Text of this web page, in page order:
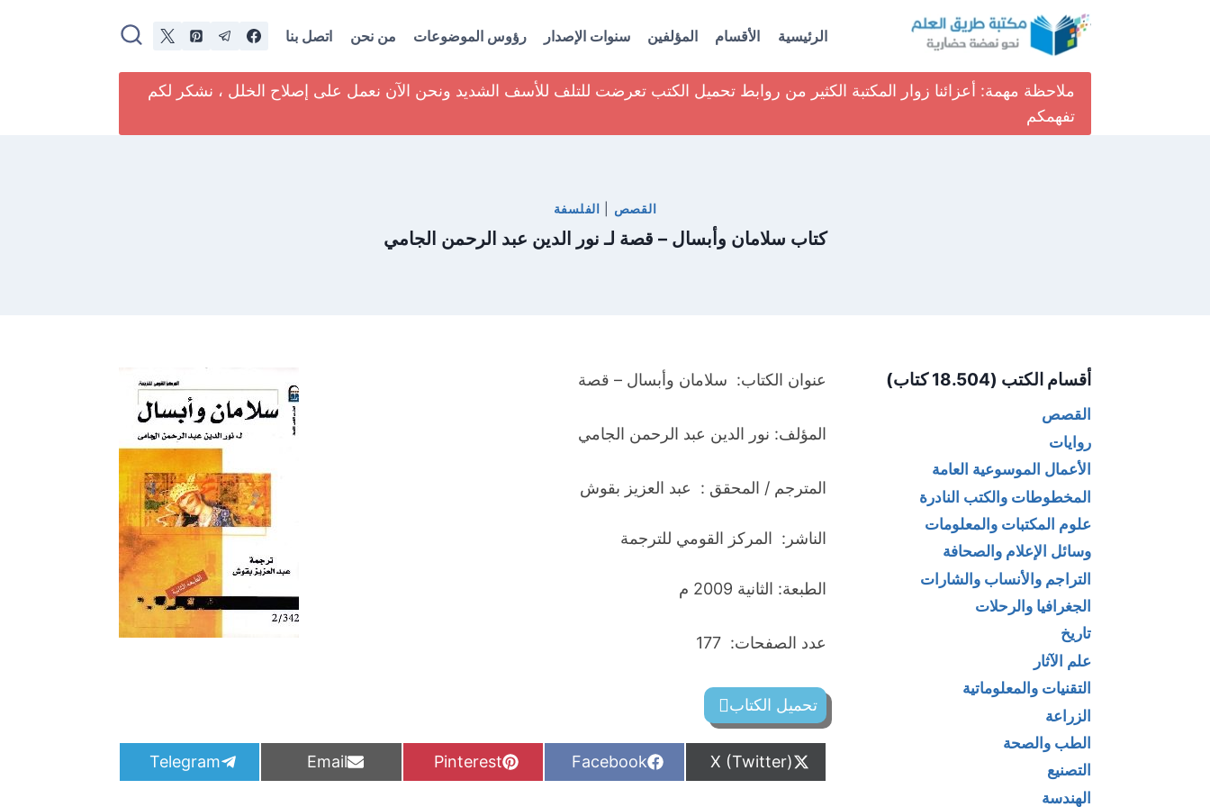
الرئيسية الأقسام المؤلفين سنوات الإصدار رؤوس الموضوعات من نحن اتصل بنا
ملاحظة مهمة: أعزائنا زوار المكتبة الكثير من روابط تحميل الكتب تعرضت للتلف للأسف الشديد ونحن الآن نعمل على إصلاح الخلل ، نشكر لكم
تفهمكم
القصص الفلسفة
كتاب سلامان وأبسال – قصة لـ نور الدين عبد الرحمن الجامي
عنوان الكتاب: سلامان وأبسال – قصة
المؤلف: نور الدين عبد الرحمن الجامي
المترجم / المحقق : عبد العزيز بقوش
الناشر: المركز القومي للترجمة
الطبعة: الثانية 2009 م
عدد الصفحات: 177
تحميل الكتاب
S
h
X (Twitter)
S
h
Facebook
S
h
Pinterest
S
h
Email
S
h
Telegram
أقسام الكتب (18.504 كتاب)
القصص
روايات
الأعمال الموسوعية العامة
المخطوطات والكتب النادرة
علوم المكتبات والمعلومات
وسائل الإعلام والصحافة
التراجم والأنساب والشارات
الجغرافيا والرحلات
تاريخ
علم الآثار
التقنيات والمعلوماتية
الزراعة
الطب والصحة
التصنيع
الهندسة